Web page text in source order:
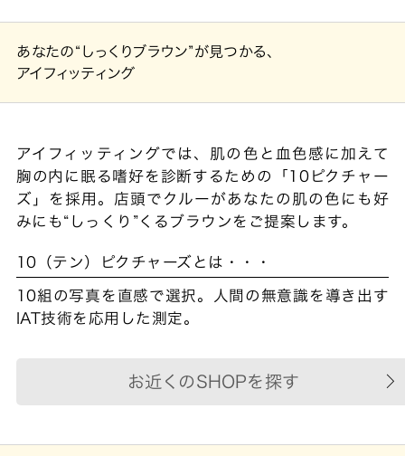
あなたの“しっくりブラウン”が見つかる、
アイフィッティング
アイフィッティングでは、肌の色と血色感に加えて
胸の内に眠る嗜好を診断するための「10ピクチャー
ズ」を採用。店頭でクルーがあなたの肌の色にも好
みにも“しっくり”くるブラウンをご提案します。
10（テン）ピクチャーズとは・・・
10組の写真を直感で選択。人間の無意識を導き出す
IAT技術を応用した測定。
お近くのSHOPを探す